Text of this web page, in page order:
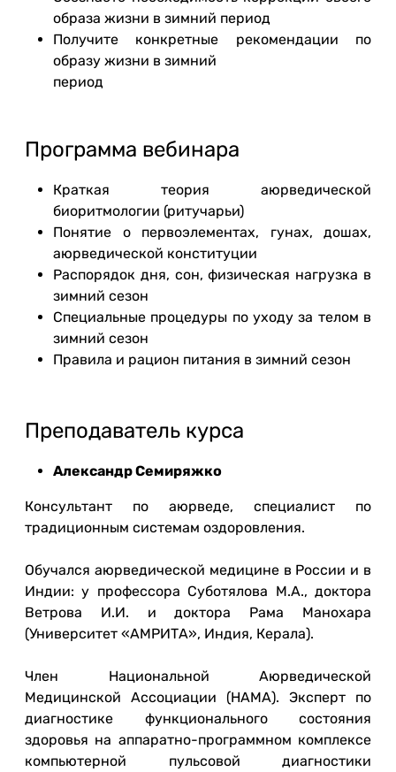
образа жизни в зимний период
Получите конкретные рекомендации по
образу жизни в зимний
период
Программа вебинара
Краткая теория аюрведической
биоритмологии (ритучарьи)
Понятие о первоэлементах, гунах, дошах,
аюрведической конституции
Распорядок дня, сон, физическая нагрузка в
зимний сезон
Специальные процедуры по уходу за телом в
зимний сезон
Правила и рацион питания в зимний сезон
Преподаватель курса
Александр Семиряжко
Консультант по аюрведе, специалист по
традиционным системам оздоровления.
Обучался аюрведической медицине в России и в
Индии: у профессора Суботялова М.А., доктора
Ветрова И.И. и доктора Рама Манохара
(Университет «АМРИТА», Индия, Керала).
Член Национальной Аюрведической
Медицинской Ассоциации (НАМА). Эксперт по
диагностике функционального состояния
здоровья на аппаратно-программном комплексе
компьютерной пульсовой диагностики